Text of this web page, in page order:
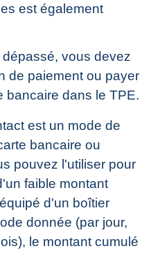
est également
vous devez
de paiement ou payer
bancaire dans le TPE.
est un mode de
bancaire ou
pouvez l'utiliser pour
faible montant
d'un boîtier
donnée (par jour,
le montant cumulé